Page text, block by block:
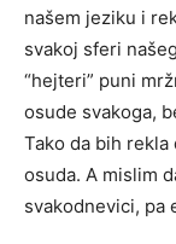
našem jeziku i
svakoj sferi
“hejteri” puni
osude svakoga,
Tako da bih
osuda. A mislim
svakodnevici, pa